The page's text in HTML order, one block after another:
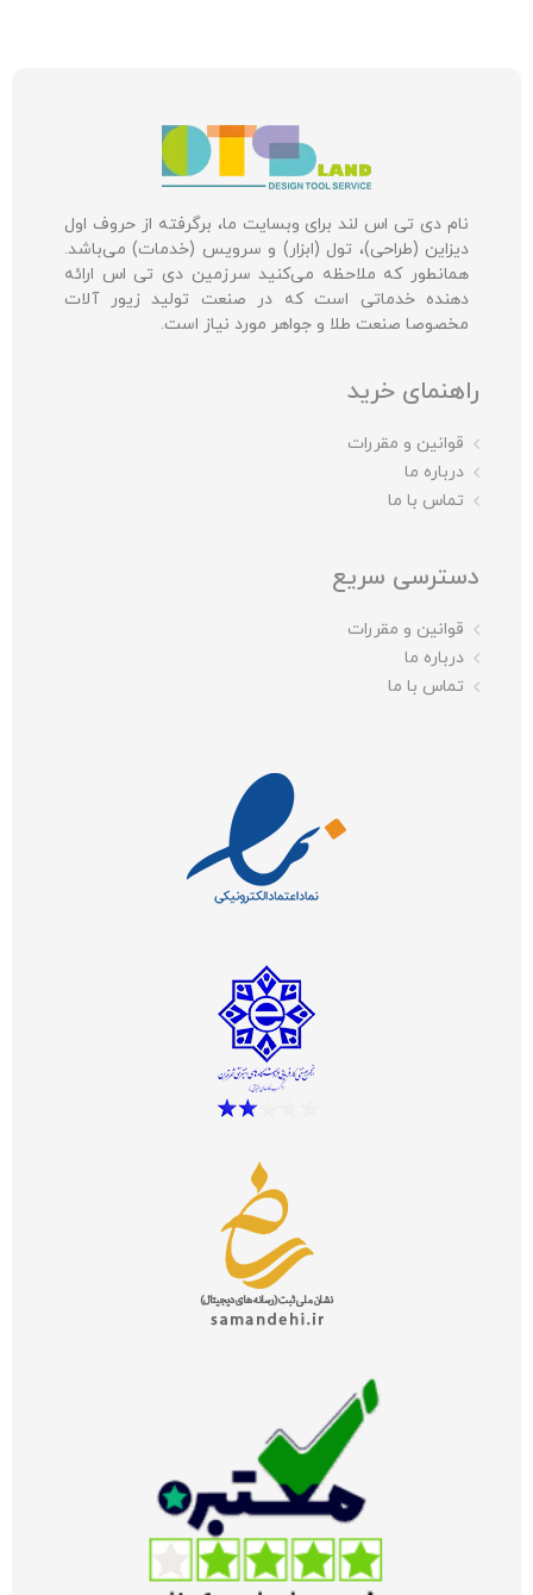
نام دی تی اس لند برای وبسایت ما، برگرفته از حروف اول
دیزاین (طراحی)، تول (ابزار) و سرویس (خدمات) می‌باشد.
همانطور که ملاحظه می‌کنید سرزمین دی تی اس ارائه
دهنده خدماتی است که در صنعت تولید زیور آلات
مخصوصا صنعت طلا و جواهر مورد نیاز است.
راهنمای خرید
قوانین و مقررات
درباره ما
تماس با ما
دسترسی سریع
قوانین و مقررات
درباره ما
تماس با ما